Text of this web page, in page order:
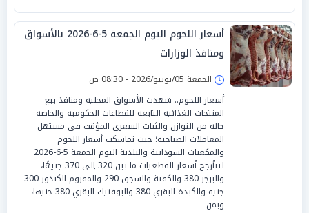
أسعار اللحوم اليوم الجمعة 5-6-2026 بالأسواق
ومنافذ الوزارات
الجمعة 05/يونيو/2026 - 08:30 ص
أسعار اللحوم.. شهدت الأسواق المحلية ومنافذ بيع
المنتجات الغذائية التابعة للقطاعات الحكومية والخاصة
حالة من التوازن والثبات السعري المؤقت في مستهل
المعاملات الصباحية؛ حيث تماسكت أسعار اللحوم
والمكعبات السودانية والبلدية اليوم الجمعة 5-6-2026
لتتأرجح أسعار القطعيات ما بين 320 إلى 370 جنيهًا،
والبرجر 380 والكفتة والسجق 290 والمفروم الكندوز 300
جنيه والكبدة البقري 380 والبوفتيك البقري 380 جنيها،
وبمن